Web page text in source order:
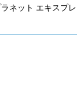
ネット エキスプ